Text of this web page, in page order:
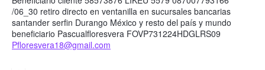
/06_30 retiro directo en ventanilla en sucursales bancarias
santander serfin Durango México y resto del país y mundo
beneficiario Pascualfloresvera FOVP731224HDGLRS09
Pfloresvera18@gmail.com